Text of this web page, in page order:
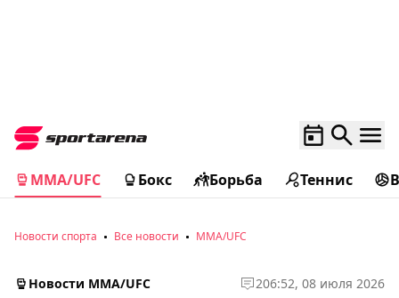
MMA/UFC Бокс Борьба Теннис
Новости спорта Все новости MMA/UFC
Новости MMA/UFC 206:52, 08 июля 2026